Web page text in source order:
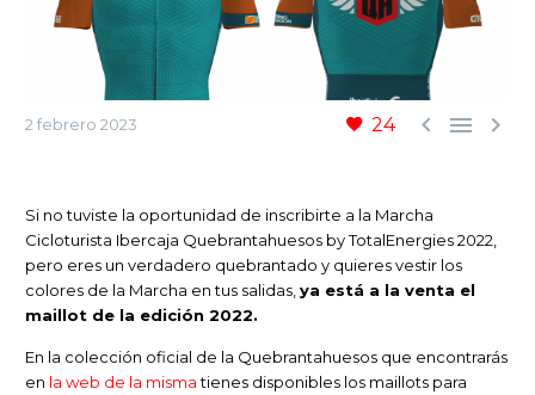
24   
2 febrero 2023
Si no tuviste la oportunidad de inscribirte a la Marcha
Cicloturista Ibercaja Quebrantahuesos by TotalEnergies 2022,
pero eres un verdadero quebrantado y quieres vestir los
colores de la Marcha en tus salidas, ya está a la venta el
maillot de la edición 2022.
En la colección oficial de la Quebrantahuesos que encontrarás
en la web de la mismatienes disponibles los maillots para